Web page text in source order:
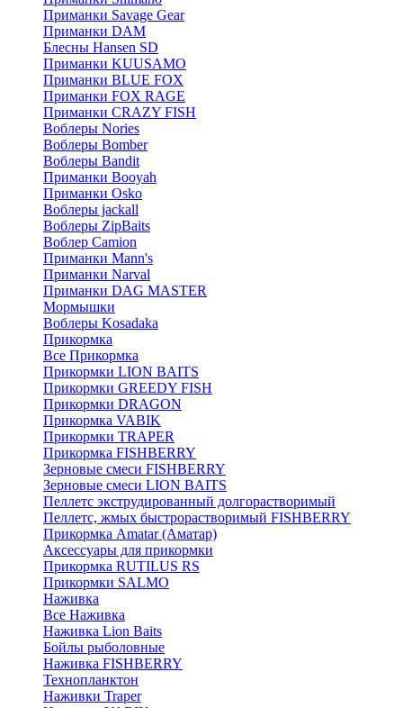
Приманки Savage Gear
Приманки DAM
Блесны Hansen SD
Приманки KUUSAMO
Приманки BLUE FOX
Приманки FOX RAGE
Приманки CRAZY FISH
Воблеры Nories
Воблеры Bomber
Воблеры Bandit
Приманки Booyah
Приманки Osko
Воблеры jackall
Воблеры ZipBaits
Воблер Camion
Приманки Mann's
Приманки Narval
Приманки DAG MASTER
Мормышки
Воблеры Kosadaka
Прикормка
Все Прикормка
Прикормки LION BAITS
Прикормки GREEDY FISH
Прикормки DRAGON
Прикормка VABIK
Прикормки TRAPER
Прикормка FISHBERRY
Зерновые смеси FISHBERRY
Зерновые смеси LION BAITS
Пеллетс экструдированный долгорастворимый
Пеллетс, жмых быстрорастворимый FISHBERRY
Прикормка Amatar (Аматар)
Аксессуары для прикормки
Прикормка RUTILUS RS
Прикормки SALMO
Наживка
Все Наживка
Наживка Lion Baits
Бойлы рыболовные
Наживка FISHBERRY
Технопланктон
Наживки Traper